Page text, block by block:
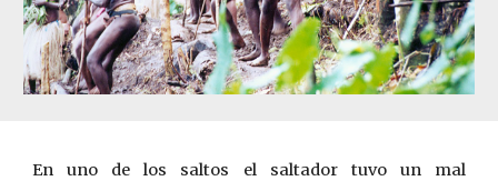
En uno de los saltos el saltador tuvo un mal